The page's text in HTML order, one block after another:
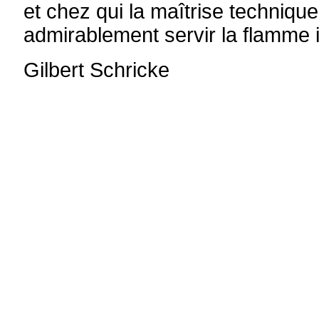
et chez qui la maîtrise
admirablement servir la flamme
Gilbert Schricke